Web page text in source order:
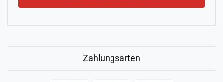
Zahlungsarten